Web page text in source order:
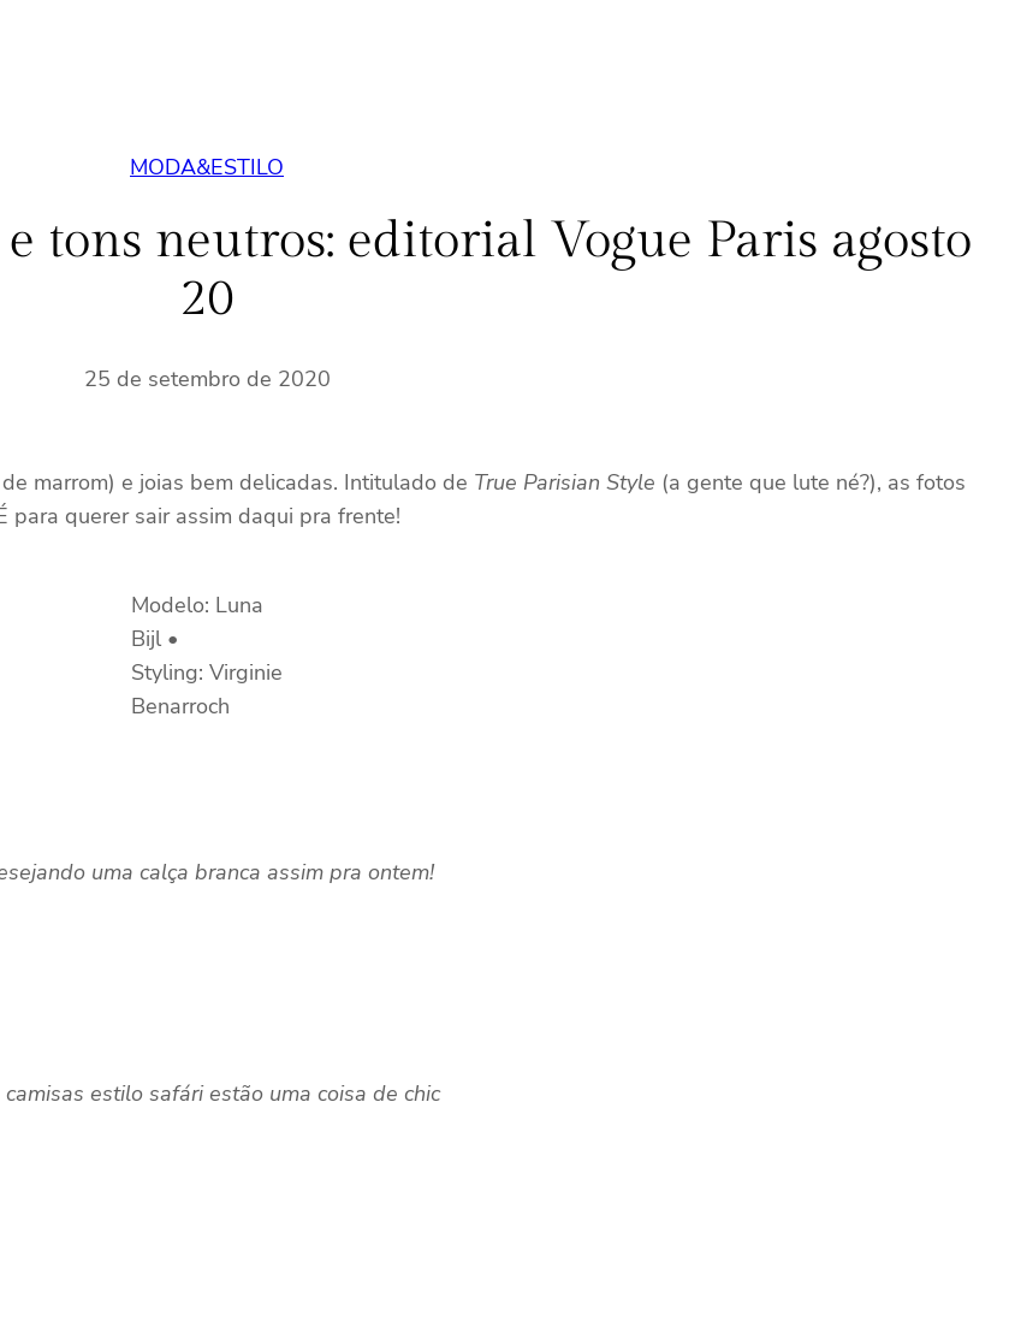
MODA&ESTILO
tons neutros: editorial Vogue Paris agosto
20
25 de setembro de 2020
marrom) e joias bem delicadas. Intitulado de True Parisian Style (a gente que lute né?), as fotos
para querer sair assim daqui pra frente!
Modelo: Luna
Bijl •
Styling: Virginie
Benarroch
uma calça branca assim pra ontem!
estilo safári estão uma coisa de chic